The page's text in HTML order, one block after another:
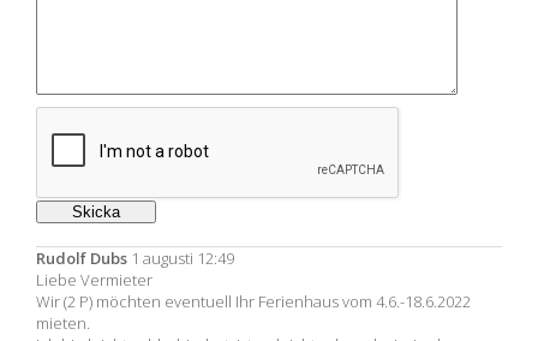
Rudolf Dubs 1 augusti 12:49
Liebe Vermieter
Wir (2 P) möchten eventuell Ihr Ferienhaus vom 4.6.-18.6.2022
mieten.